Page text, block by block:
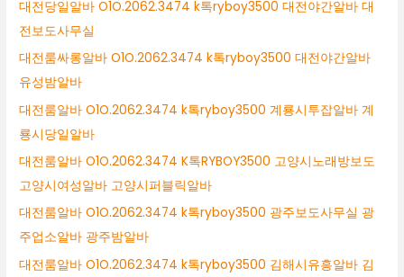
대전당일알바 O1O.2062.3474 k톡ryboy3500 대전야간알바 대
전보도사무실
대전룸싸롱알바 O1O.2062.3474 k톡ryboy3500 대전야간알바
유성밤알바
대전룸알바 O1O.2062.3474 k톡ryboy3500 계룡시투잡알바 계
룡시당일알바
대전룸알바 O1O.2062.3474 K톡RYBOY3500 고양시노래방보도
고양시여성알바 고양시퍼블릭알바
대전룸알바 O1O.2062.3474 k톡ryboy3500 광주보도사무실 광
주업소알바 광주밤알바
대전룸알바 O1O.2062.3474 k톡ryboy3500 김해시유흥알바 김